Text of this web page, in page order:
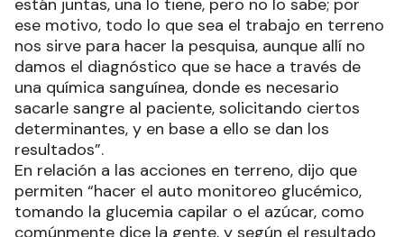
están juntas, una lo tiene, pero no lo sabe; por
ese motivo, todo lo que sea el trabajo en terreno
nos sirve para hacer la pesquisa, aunque allí no
damos el diagnóstico que se hace a través de
una química sanguínea, donde es necesario
sacarle sangre al paciente, solicitando ciertos
determinantes, y en base a ello se dan los
resultados”.
En relación a las acciones en terreno, dijo que
permiten “hacer el auto monitoreo glucémico,
tomando la glucemia capilar o el azúcar, como